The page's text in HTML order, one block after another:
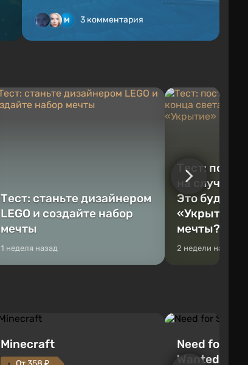
3 комментария
Тест: станьте дизайнером
LEGO и создайте набор
мечты
1 неделя назад
Тест:
на случай
Это будет
«Укрытие»
мечты?
2 недели назад
Minecraft
Need for
Wanted